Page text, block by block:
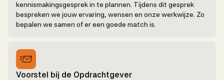
kennismakingsgesprek in te plannen. Tijdens dit gesprek
bespreken we jouw ervaring, wensen en onze werkwijze. Zo
bepalen we samen of er een goede match is.
Voorstel bij de Opdrachtgever